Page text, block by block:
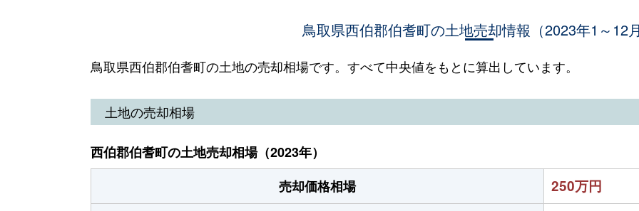
鳥取県西伯郡伯耆町の土地売却情報（2023年1～12
鳥取県西伯郡伯耆町の土地の売却相場です。すべて中央値をもとに算出しています。
土地の売却相場
西伯郡伯耆町の土地売却相場（2023年）
売却価格相場
250万円